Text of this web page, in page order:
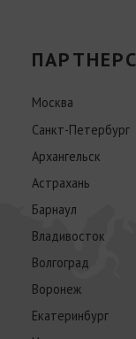
Москва
Санкт-Петербург
Архангельск
Астрахань
Барнаул
Владивосток
Волгоград
Воронеж
Екатеринбург